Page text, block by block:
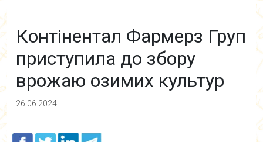
Контінентал Фармерз Груп
приступила до збору
врожаю озимих культур
26.06.2024